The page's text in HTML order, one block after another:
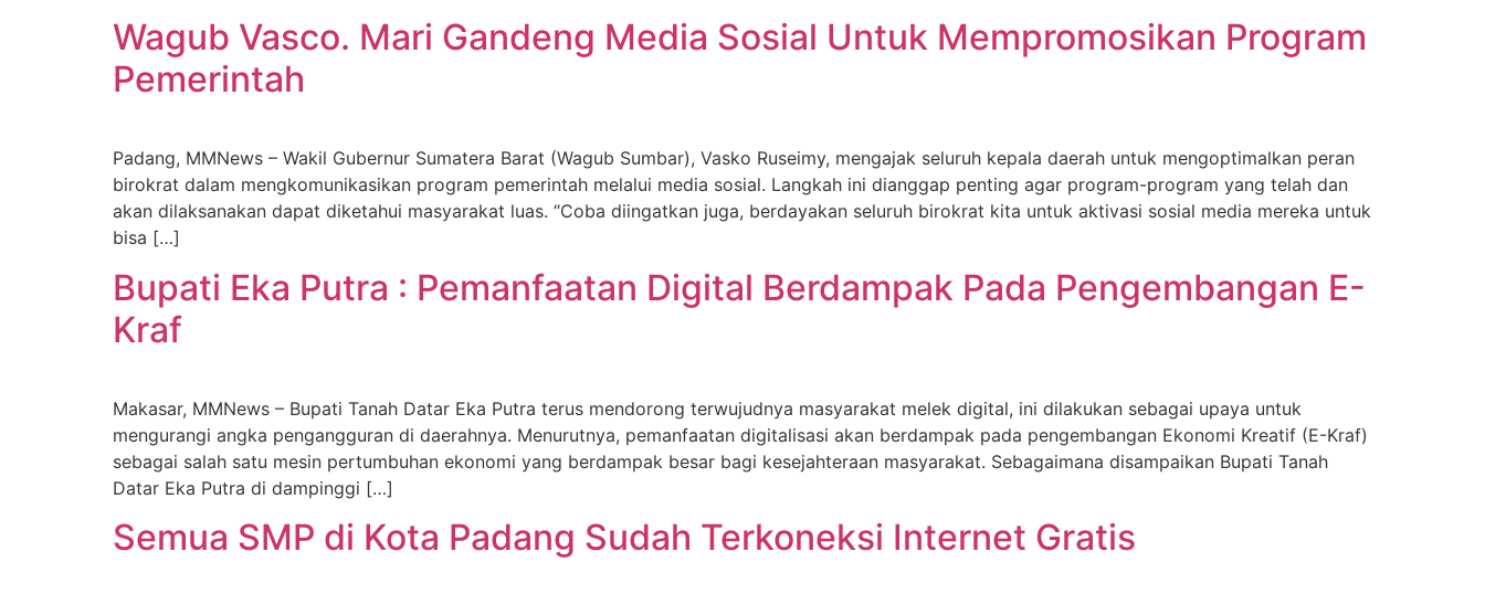
Wagub Vasco. Mari Gandeng Media Sosial Untuk Mempromosikan Program
Pemerintah
Padang, MMNews – Wakil Gubernur Sumatera Barat (Wagub Sumbar), Vasko Ruseimy, mengajak seluruh kepala daerah untuk mengoptimalkan peran
birokrat dalam mengkomunikasikan program pemerintah melalui media sosial. Langkah ini dianggap penting agar program-program yang telah dan
akan dilaksanakan dapat diketahui masyarakat luas. “Coba diingatkan juga, berdayakan seluruh birokrat kita untuk aktivasi sosial media mereka untuk
bisa […]
Bupati Eka Putra : Pemanfaatan Digital Berdampak Pada Pengembangan E-
Kraf
Makasar, MMNews – Bupati Tanah Datar Eka Putra terus mendorong terwujudnya masyarakat melek digital, ini dilakukan sebagai upaya untuk
mengurangi angka pengangguran di daerahnya. Menurutnya, pemanfaatan digitalisasi akan berdampak pada pengembangan Ekonomi Kreatif (E-Kraf)
sebagai salah satu mesin pertumbuhan ekonomi yang berdampak besar bagi kesejahteraan masyarakat. Sebagaimana disampaikan Bupati Tanah
Datar Eka Putra di dampinggi […]
Semua SMP di Kota Padang Sudah Terkoneksi Internet Gratis